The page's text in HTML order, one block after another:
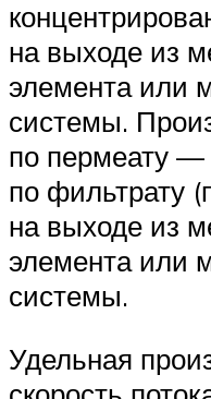
на выходе из
элемента или
системы.
по пермеату —
по фильтрату
на выходе из
элемента или
системы.
Удельная